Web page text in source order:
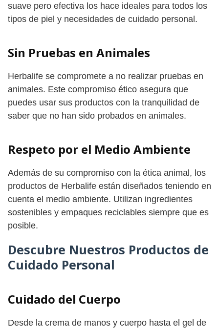
suave pero efectiva los hace ideales para todos los
tipos de piel y necesidades de cuidado personal.
Sin Pruebas en Animales
Herbalife se compromete a no realizar pruebas en
animales. Este compromiso ético asegura que
puedes usar sus productos con la tranquilidad de
saber que no han sido probados en animales.
Respeto por el Medio Ambiente
Además de su compromiso con la ética animal, los
productos de Herbalife están diseñados teniendo en
cuenta el medio ambiente. Utilizan ingredientes
sostenibles y empaques reciclables siempre que es
posible.
Descubre Nuestros Productos de
Cuidado Personal
Cuidado del Cuerpo
Desde la crema de manos y cuerpo hasta el gel de